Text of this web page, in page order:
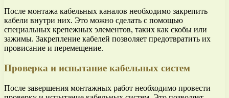
После монтажа кабельных каналов необходимо закрепить
кабели внутри них. Это можно сделать с помощью
специальных крепежных элементов, таких как скобы или
зажимы. Закрепление кабелей позволяет предотвратить их
провисание и перемещение.
Проверка и испытание кабельных систем
После завершения монтажных работ необходимо провести